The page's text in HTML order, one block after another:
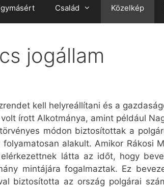
Család Közelkép
jogállam
kell helyreállítani és a
írott Alkotmánya, amint például
módon biztosítottak a
alakult. Amikor Rákosi
látta az időt, hogy
mintájára fogalmaztak. Ez
biztosította az ország polgárai